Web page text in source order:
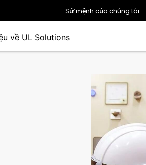
Sứ mệnh của chúng tôi
về UL Solutions